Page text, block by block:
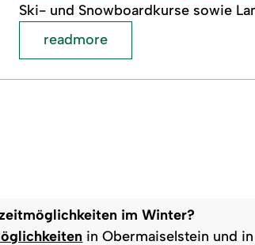
Ski- und Snowboardkurse sowie
readmore
im Winter?
in Obermaiselstein und